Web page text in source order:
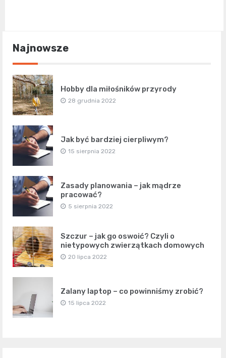
Najnowsze
Hobby dla miłośników przyrody
28 grudnia 2022
Jak być bardziej cierpliwym?
15 sierpnia 2022
Zasady planowania – jak mądrze
pracować?
5 sierpnia 2022
Szczur – jak go oswoić? Czyli o
nietypowych zwierzątkach domowych
20 lipca 2022
Zalany laptop – co powinniśmy zrobić?
15 lipca 2022